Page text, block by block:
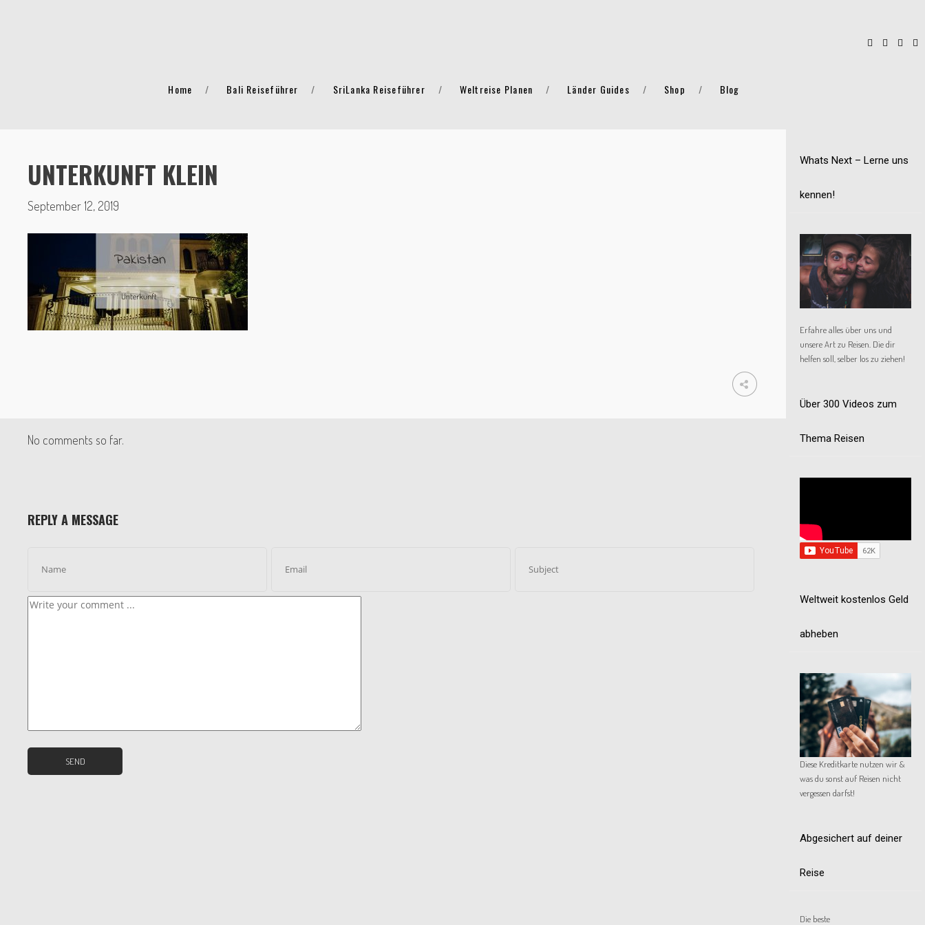
Home Bali Reiseführer SriLanka Reiseführer Weltreise Planen Länder Guides Shop Blog
UNTERKUNFT KLEIN
September 12, 2019
No comments so far.
REPLY A MESSAGE
Whats Next – Lerne uns
kennen!
Erfahre alles über uns und
unsere Art zu Reisen. Die dir
helfen soll, selber los zu ziehen!
Über 300 Videos zum
Thema Reisen
Weltweit kostenlos Geld
abheben
Diese Kreditkarte nutzen wir &
was du sonst auf Reisen nicht
vergessen darfst!
Abgesichert auf deiner
Reise
Die beste